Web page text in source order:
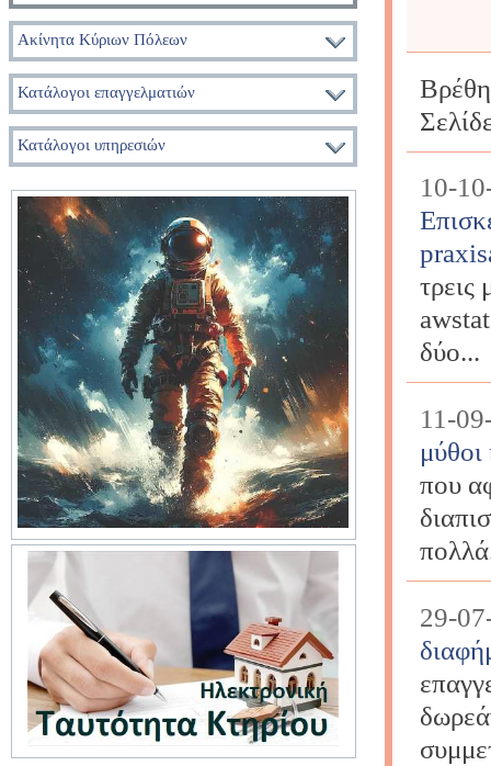
Ακίνητα Κύριων Πόλεων
Κατάλογοι επαγγελματιών
Κατάλογοι υπηρεσιών
10-
δύο...
11-
που
29-